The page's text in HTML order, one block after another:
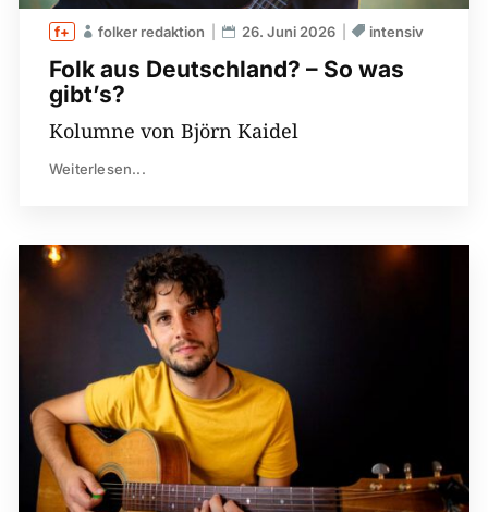
Folk aus Deutschland? – So was
gibt’s?
folker redaktion 26. Juni 2026 intensiv
Kolumne von Björn Kaidel
Weiterlesen...